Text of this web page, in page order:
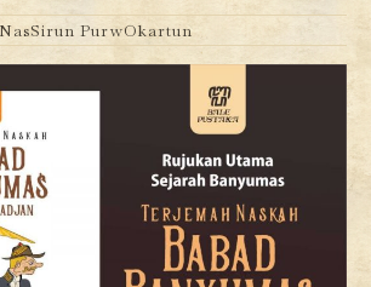
NasSirun PurwOkartun